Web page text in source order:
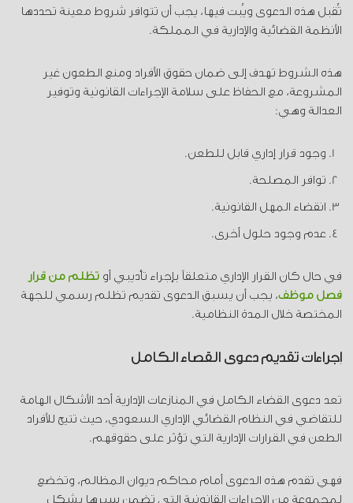
تُقبل هذه الدعوى ويُبت فيها، يجب أن تتوافر شروط معينة تحددها
الأنظمة القضائية والإدارية في المملكة.
هذه الشروط تهدف إلى ضمان حقوق الأفراد ومنع الطعون غير
المشروعة، مع الحفاظ على سلامة الإجراءات القانونية وتوفير
العدالة وهي:
وجود قرار إداري قابل للطعن.
توافر المصلحة.
انقضاء المهل القانونية.
عدم وجود حلول أخرى.
في حال كان القرار الإداري متعلقاً بإجراء تأديبي أوتظلم من قرار
فصل موظف، يجب أن يسبق الدعوى تقديم تظلم رسمي للجهة
المختصة خلال المدة النظامية.
إجراءات تقديم دعوى القضاء الكامل
تعد دعوى القضاء الكامل في المنازعات الإدارية أحد الأشكال الهامة
للتقاضي في النظام القضائي الإداري السعودي، حيث تتيح للأفراد
الطعن في القرارات الإدارية التي تؤثر على حقوقهم.
فهي تقدم هذه الدعوى أمام محاكم ديوان المظالم، وتخضع
لمجموعة من الإجراءات القانونية التي تضمن سيرها بشكل